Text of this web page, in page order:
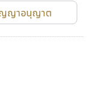
ญาอนุญาต